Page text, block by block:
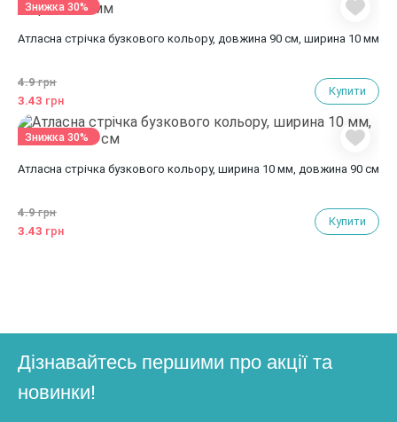
Атласна стрічка бузкового кольору, довжина 90 см, ширина 10 мм
4.9грн
3.43 грн
Купити
Знижка 30%
Атласна стрічка бузкового кольору, ширина 10 мм, довжина 90 см
4.9грн
3.43 грн
Купити
Знижка 30%
Дізнавайтесь першими про акції та
новинки!